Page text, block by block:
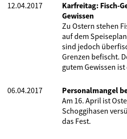
12.04.2017
Karfreitag: Fisch-
Gewissen
Zu Ostern stehen
auf dem
sind jedoch
Grenzen befischt.
gutem Gewissen
06.04.2017
Personalmangel
Am 16. April ist
Schoggihasen
das Fest.